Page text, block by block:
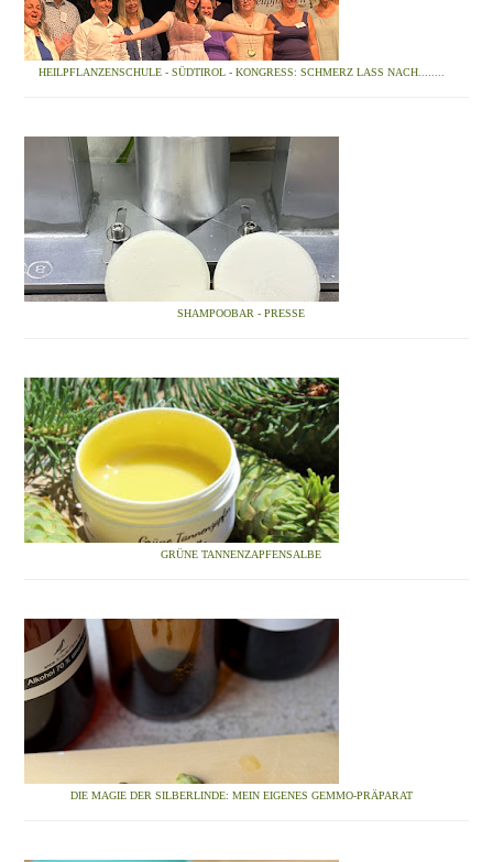
HEILPFLANZENSCHULE - SÜDTIROL - KONGRESS: SCHMERZ LASS NACH........
SHAMPOOBAR - PRESSE
GRÜNE TANNENZAPFENSALBE
DIE MAGIE DER SILBERLINDE: MEIN EIGENES GEMMO-PRÄPARAT